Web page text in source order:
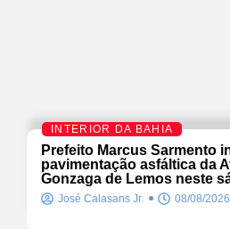
INTERIOR DA BAHIA
Prefeito Marcus Sarmento
pavimentação asfáltica da
Gonzaga de Lemos neste
José Calasans Jr. 08/08/2026